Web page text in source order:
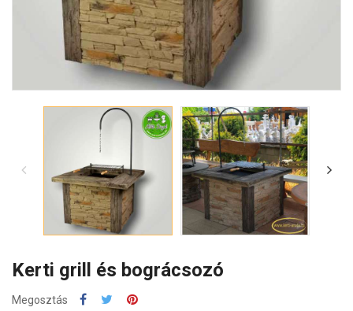
Kerti grill és bográcsozó
Megosztás